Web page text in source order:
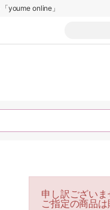
youme online」
申し訳ございま
ご指定の商品